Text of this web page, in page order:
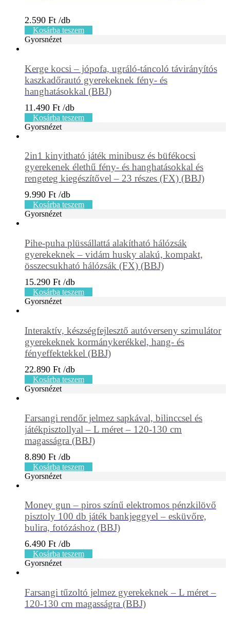
2.590 Ft
Kosárba teszem
Gyorsnézet
Kerge kocsi – jópofa, ugráló-táncoló távirányítós
kaszkadőrautó gyerekeknek fény- és
hanghatásokkal (BBJ)
11.490 Ft
Kosárba teszem
Gyorsnézet
2in1 kinyitható játék minibusz és büfékocsi
gyerekenek élethű fény- és hanghatásokkal és
rengeteg kiegészítővel – 23 részes (FX) (BBJ)
9.990 Ft
Kosárba teszem
Gyorsnézet
Pihe-puha plüssállattá alakítható hálózsák
gyerekeknek – vidám husky alakú, kompakt,
összecsukható hálózsák (FX) (BBJ)
15.290 Ft
Kosárba teszem
Gyorsnézet
Interaktív, készségfejlesztő autóverseny szimulátor
gyerekeknek kormánykerékkel, hang- és
fényeffektekkel (BBJ)
22.890 Ft
Kosárba teszem
Gyorsnézet
Farsangi rendőr jelmez sapkával, bilinccsel és
játékpisztollyal – L méret – 120-130 cm
magasságra (BBJ)
8.890 Ft
Kosárba teszem
Gyorsnézet
Money gun – piros színű elektromos pénzkilövő
pisztoly 100 db játék bankjeggyel – esküvőre,
bulira, fotózáshoz (BBJ)
6.490 Ft
Kosárba teszem
Gyorsnézet
Farsangi tűzoltó jelmez gyerekeknek – L méret –
120-130 cm magasságra (BBJ)